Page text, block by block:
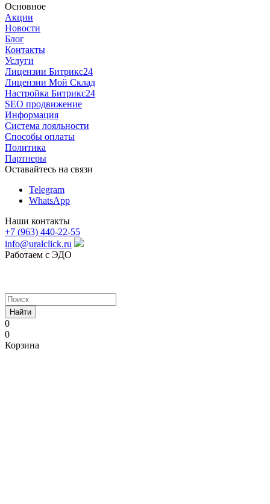
Основное
Акции
Новости
Блог
Контакты
Услуги
Лицензии Битрикс24
Лицензии Мой Склад
Настройка Битрикс24
SEO продвижение
Информация
Система лояльности
Способы оплаты
Политика
Партнеры
Оставайтесь на связи
Telegram
WhatsApp
Наши контакты
+7 (963) 440-22-55
info@uralclick.ru
Работаем с ЭДО
Найти
0
0
Корзина